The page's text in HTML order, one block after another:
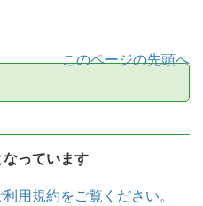
このページの先頭へ
っています
用規約をご覧ください。